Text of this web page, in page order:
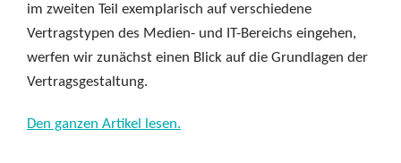
im zweiten Teil exemplarisch auf verschiedene
Vertragstypen des Medien- und IT-Bereichs eingehen,
werfen wir zunächst einen Blick auf die Grundlagen der
Vertragsgestaltung.
Den ganzen Artikel lesen.